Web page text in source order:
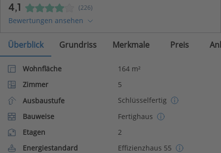
4,1 (226)
Bewertungen ansehen
Überblick Grundriss Merkmale Preis
Wohnfläche
164 m²
Zimmer
5
Ausbaustufe
Schlüsselfertig
Bauweise
Fertighaus
Etagen
2
Energiestandard
Effizienzhaus 55